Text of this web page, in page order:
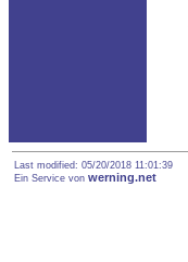
Last modified: 05/20/2018 11:01:39
Ein Service von werning.net